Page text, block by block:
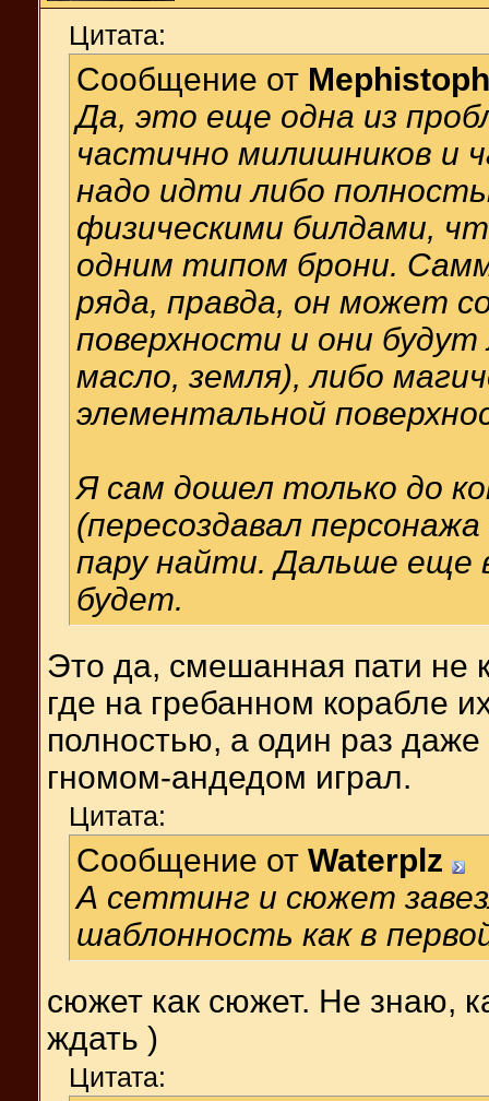
Цитата:
Сообщение от
Да, это еще одна из
частично милишников и
надо идти либо
физическими билдами,
одним типом брони.
ряда, правда, он может
поверхности и они
масло, земля), либо
элементальной
Я сам дошел только до
(пересоздавал
пару найти. Дальше еще
будет.
Это да, смешанная пати не
где на гребанном корабле
полностью, а один раз
гномом-андедом играл.
Цитата:
Сообщение от Waterplz
А сеттинг и сюжет
шаблонность как в
сюжет как сюжет. Не знаю,
ждать )
Цитата: